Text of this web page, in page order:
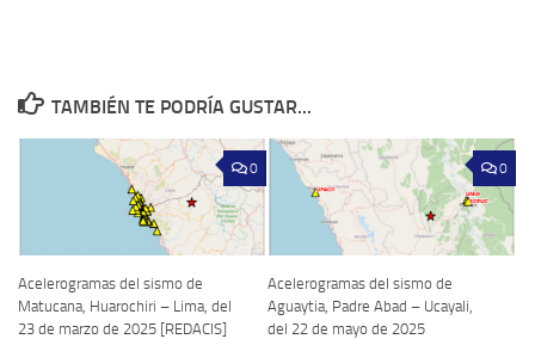
TAMBIÉN TE PODRÍA GUSTAR...
0
Acelerogramas del sismo de
Matucana, Huarochiri – Lima, del
23 de marzo de 2025 [REDACIS]
0
Acelerogramas del sismo de
Aguaytia, Padre Abad – Ucayali,
del 22 de mayo de 2025